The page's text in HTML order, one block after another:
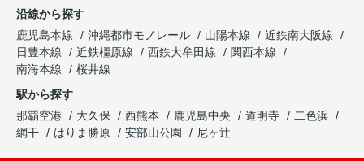
沿線から探す
鹿児島本線
沖縄都市モノレール 山陽本線
近鉄南大阪線
日豊本線
近鉄橿原線 西鉄大牟田線
関西本線
南海本線
桜井線
駅から探す
那覇空港
大久保 西熊本 鹿児島中央 道明寺
二色浜
網干
はりま勝原 安部山公園 尼ヶ辻